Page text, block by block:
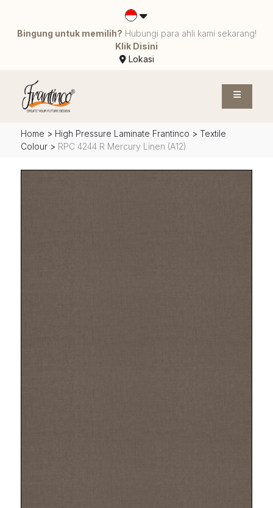
Bingung untuk memilih? Hubungi para ahli kami sekarang!
Klik Disini
Lokasi
Home > High Pressure Laminate Frantinco >Textile
Colour > RPC 4244 R Mercury Linen (A12)